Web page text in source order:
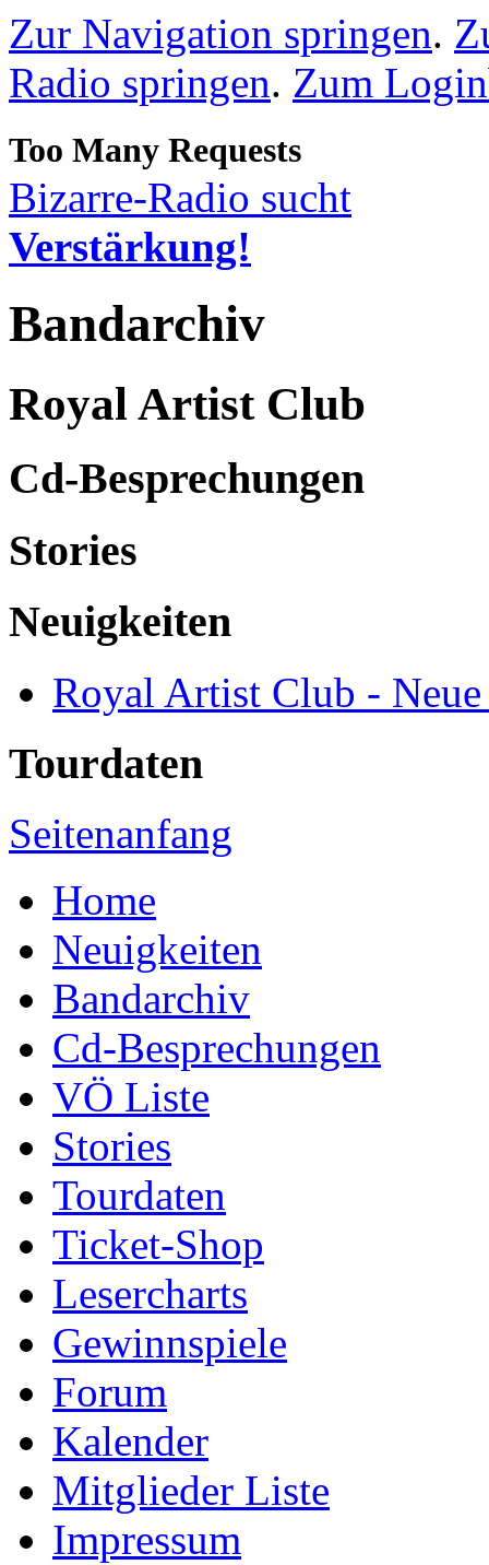
Zur Navigation springen.
Radio springen. Zum
Bizarre-Radio sucht
Verstärkung!
Bandarchiv
Royal Artist Club
Cd-Besprechungen
Stories
Neuigkeiten
Royal Artist Club -
Tourdaten
Seitenanfang
Home
Neuigkeiten
Bandarchiv
Cd-Besprechungen
VÖ Liste
Stories
Tourdaten
Ticket-Shop
Lesercharts
Gewinnspiele
Forum
Kalender
Mitglieder Liste
Impressum